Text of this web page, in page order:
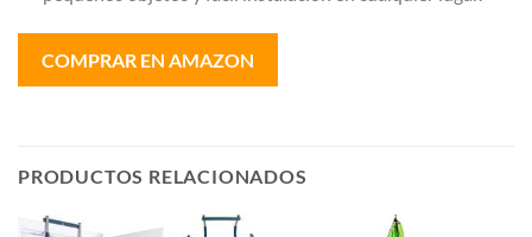
COMPRAR EN AMAZON
PRODUCTOS RELACIONADOS